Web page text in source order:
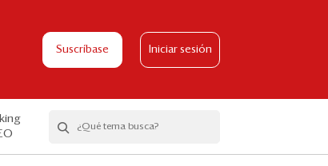
Suscríbase Iniciar sesión